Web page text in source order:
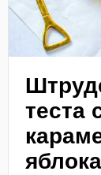
теста